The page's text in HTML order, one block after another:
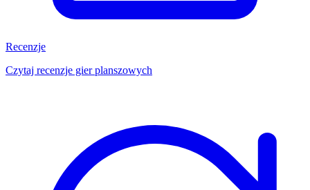
Recenzje
Czytaj recenzje gier planszowych